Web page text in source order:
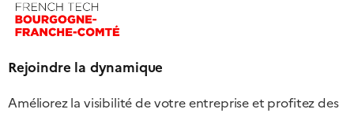
Rejoindre la dynamique
Améliorez la visibilité de votre entreprise et profitez des